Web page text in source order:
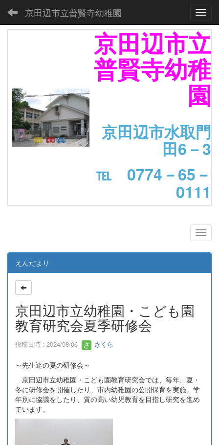
京田辺市立普賢寺幼稚園
京田辺市立
普賢寺幼稚
園
京田辺市水取門
田6－3
℡ 0774－65－
0111
えんだより
京田辺市立幼稚園・こども園
教育研究会夏季研修会
投稿日時 : 2024/08/06 さくら
～先生達の夏の研修会～
京田辺市立幼稚園・こども園教育研究会では、毎年、夏・
冬に研修会を開催したり、市内幼稚園の公開保育を実施、学
年別に協議をしたり、質の高い幼児教育を目指し研究を進め
ています。